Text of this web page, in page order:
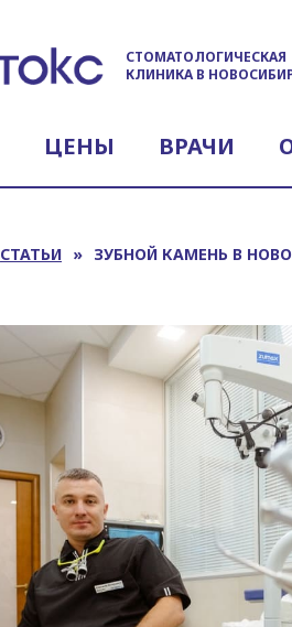
СТОМАТОЛОГИЧЕСКАЯ
КЛИНИКА В
ЦЕНЫ ВРАЧИ
СТАТЬИ » ЗУБНОЙ КАМЕНЬ В